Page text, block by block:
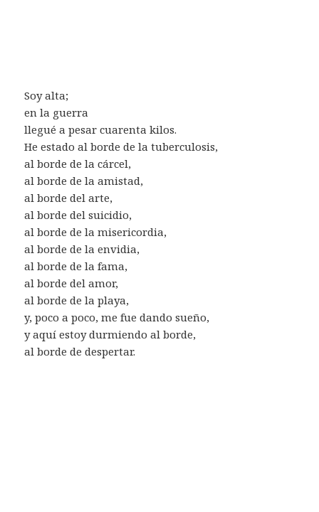
Soy alta;
en la guerra
llegué a pesar cuarenta kilos.
He estado al borde de la tuberculosis,
al borde de la cárcel,
al borde de la amistad,
al borde del arte,
al borde del suicidio,
al borde de la misericordia,
al borde de la envidia,
al borde de la fama,
al borde del amor,
al borde de la playa,
y, poco a poco, me fue dando sueño,
y aquí estoy durmiendo al borde,
al borde de despertar.